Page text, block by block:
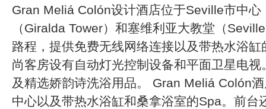
Gran Meliá Colón设计酒店位于Seville市中心
（Giralda Tower）和塞维利亚大教堂（
路程，提供免费无线网络连接以及带热水浴
尚客房设有自动灯光控制设备和平面卫星电
及精选娇韵诗洗浴用品。 Gran Meliá Colón
中心以及带热水浴缸和桑拿浴室的Spa。前台